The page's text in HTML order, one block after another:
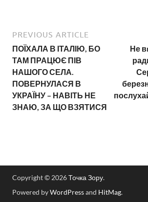
PREVIOUS ARTICLE
ПОЇХАЛА В ІТАЛІЮ, БО
ТАМ ПРАЦЮЄ ПІВ
НАШОГО СЕЛА.
ПОВЕРНУЛАСЯ В
УКРАЇНУ – НАВІТЬ НЕ
ЗНАЮ, ЗА ЩО ВЗЯТИСЯ
Не
Copyright © 2026Точка Зору.
Powered byWordPressand HitMag.